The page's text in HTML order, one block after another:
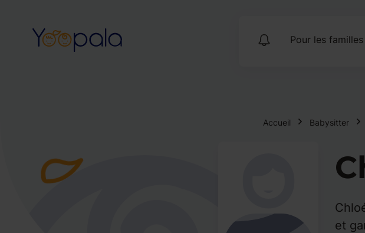
Pour les familles
Accueil Babysitter
et